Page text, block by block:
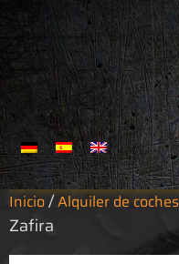
Inicio/Alquiler de coches
Zafira